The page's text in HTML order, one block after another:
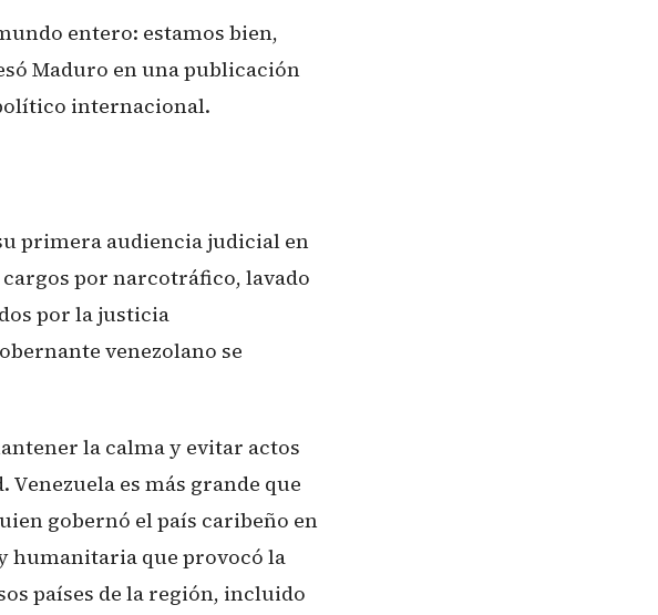
entero: estamos bien,
Maduro en una publicación
internacional.
primera audiencia judicial en
por narcotráfico, lavado
por la justicia
venezolano se
la calma y evitar actos
es más grande que
gobernó el país caribeño en
humanitaria que provocó la
países de la región, incluido